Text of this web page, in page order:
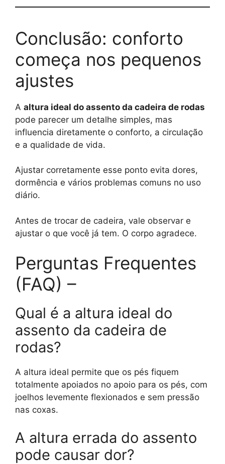
Conclusão: conforto
começa nos pequenos
ajustes
A altura ideal do assento da cadeira de rodas
pode parecer um detalhe simples, mas
influencia diretamente o conforto, a circulação
e a qualidade de vida.
Ajustar corretamente esse ponto evita dores,
dormência e vários problemas comuns no uso
diário.
Antes de trocar de cadeira, vale observar e
ajustar o que você já tem. O corpo agradece.
Perguntas Frequentes
(FAQ) –
Qual é a altura ideal do
assento da cadeira de
rodas?
A altura ideal permite que os pés fiquem
totalmente apoiados no apoio para os pés, com
joelhos levemente flexionados e sem pressão
nas coxas.
A altura errada do assento
pode causar dor?